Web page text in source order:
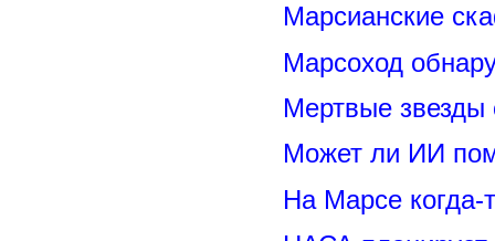
Марсианские
Марсоход
Мертвые звезды
Может ли ИИ
На Марсе когда-